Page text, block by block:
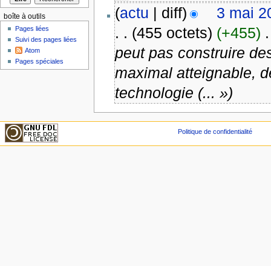
(actu | diff)
3 mai
. . (455 octets) (+455)
peut pas construire
maximal atteignable,
technologie (... »)
boîte à outils
Pages liées
Suivi des pages liées
Atom
Pages spéciales
Politique de confidentialité